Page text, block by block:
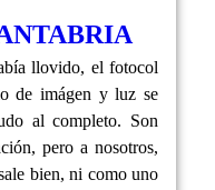
llovido, el fotocol
de imágen y luz se
al completo. Son
pero a nosotros,
bien, ni como uno